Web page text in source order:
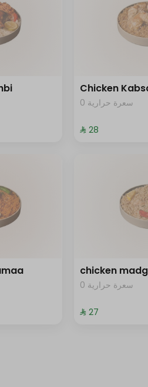
Chicken
0 سعرة حرارية
⁨⁦‪‬ 28⁩
chicken
0 سعرة حرارية
⁨⁦‪‬ 27⁩